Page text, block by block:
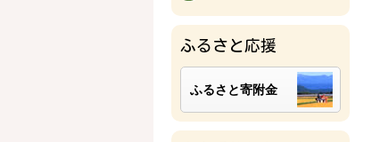
ふるさと応援
ふるさと寄附金